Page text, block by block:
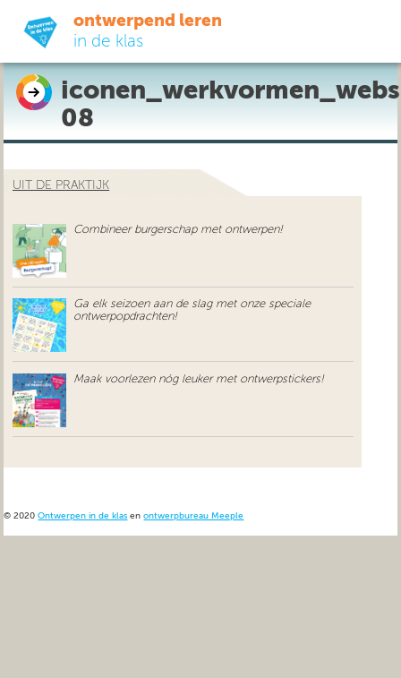
ontwerpend leren
in de klas
ready-to-go
do-it-yourself
uit de praktijk
over ons
08
UIT DE PRAKTIJK
Combineer burgerschap met ontwerpen!
Ga elk seizoen aan de slag met onze speciale
ontwerpopdrachten!
Maak voorlezen nóg leuker met ontwerpstickers!
© 2020Ontwerpen in de klas enontwerpbureau Meeple